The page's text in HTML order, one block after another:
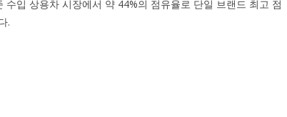
입 상용차 시장에서 약 44%의 점유율로 단일 브랜드 최고 점
.